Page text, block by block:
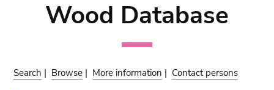
Wood Database
Search | Browse | More information | Contact persons